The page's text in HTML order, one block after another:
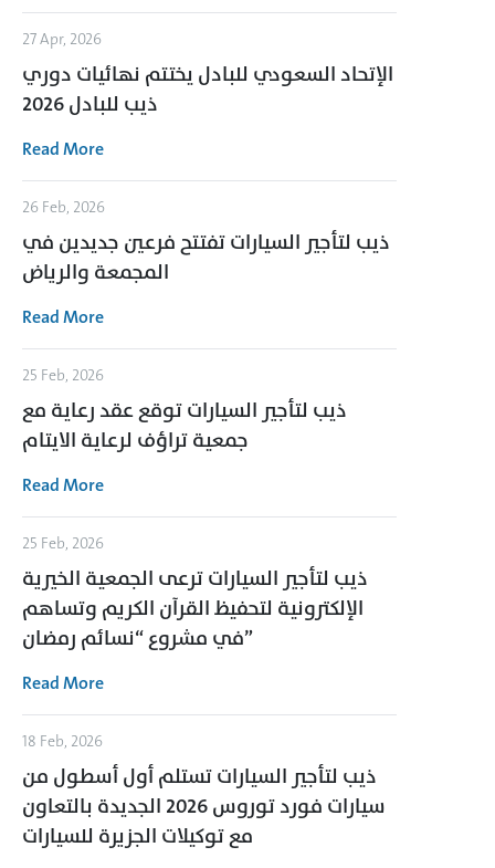
27 Apr, 2026
الإتحاد السعودي للبادل يختتم نهائيات دوري
ذيب للبادل 2026
Read More
26 Feb, 2026
ذيب لتأجير السيارات تفتتح فرعين جديدين في
المجمعة والرياض
Read More
25 Feb, 2026
ذيب لتأجير السيارات توقع عقد رعاية مع
جمعية تراؤف لرعاية الايتام
Read More
25 Feb, 2026
ذيب لتأجير السيارات ترعى الجمعية الخيرية
الإلكترونية لتحفيظ القرآن الكريم وتساهم
في مشروع “نسائم رمضان”
Read More
18 Feb, 2026
ذيب لتأجير السيارات تستلم أول أسطول من
سيارات فورد توروس 2026 الجديدة بالتعاون
مع توكيلات الجزيرة للسيارات